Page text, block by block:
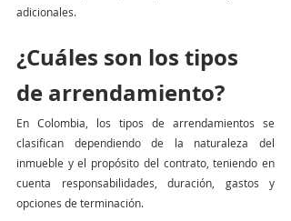
adicionales.
¿Cuáles son los tipos
de arrendamiento?
En Colombia, los tipos de arrendamientos se
clasifican dependiendo de la naturaleza del
inmueble y el propósito del contrato, teniendo en
cuenta responsabilidades, duración, gastos y
opciones de terminación.